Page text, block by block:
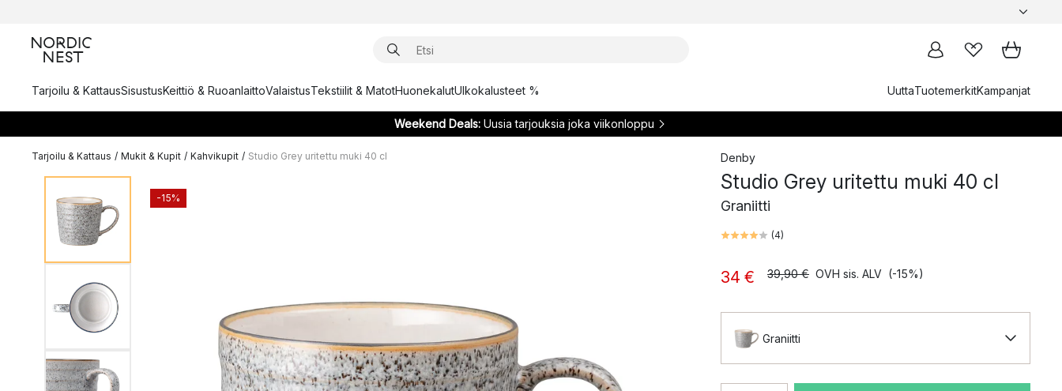
Tarjoilu & KattausSisustusKeittiö & RuoanlaittoValaistusTekstiilit & MatotHuonekalutUlkokalusteet % UuttaTuotemerkitKampanjat
Weekend Deals:Uusia tarjouksia joka viikonloppu
Tarjoilu & Kattaus / Mukit & Kupit / Kahvikupit / Studio Grey uritettu muki 40 cl
-15%
Denby
Studio Grey uritettu muki 40 cl
Graniitti
(4)
34 € 39,90 € OVH sis. ALV (-15%)
Graniitti